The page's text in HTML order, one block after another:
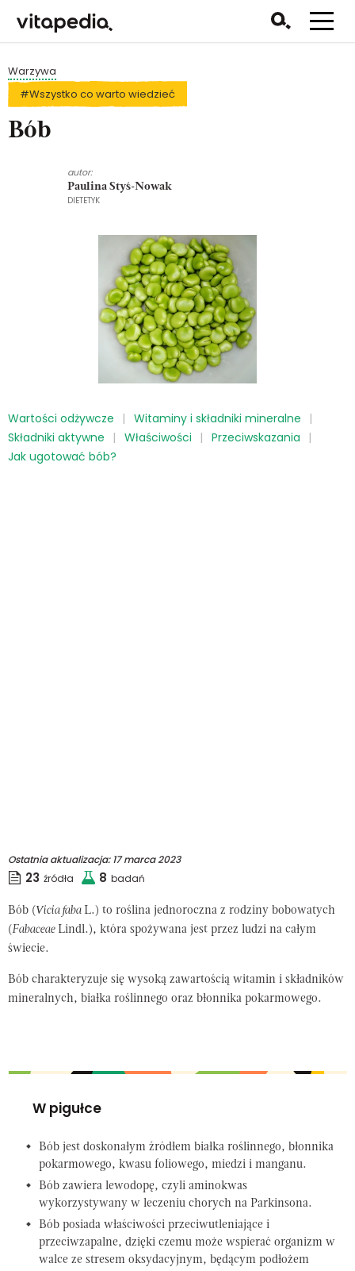
Warzywa
#Wszystko co warto wiedzieć
Bób
autor:
Paulina Styś-Nowak
DIETETYK
Wartości odżywcze
Witaminy i składniki mineralne
Składniki aktywne
Właściwości
Przeciwskazania
Jak ugotować bób?
Ostatnia aktualizacja:17 marca 2023
23 źródła 8 badań
Bób ( Vicia fabaL.) to roślina jednoroczna z rodziny bobowatych
(FabaceaeLindl.), która spożywana jest przez ludzi na całym
świecie.
Bób charakteryzuje się wysoką zawartością witamin i składników
mineralnych, białka roślinnego oraz błonnika pokarmowego.
W pigułce
Bób jest doskonałym źródłem białka roślinnego, błonnika
pokarmowego, kwasu foliowego, miedzi i manganu.
Bób zawiera lewodopę, czyli aminokwas
wykorzystywany w leczeniu chorych na Parkinsona.
Bób posiada właściwości przeciwutleniające i
przeciwzapalne, dzięki czemu może wspierać organizm w
walce ze stresem oksydacyjnym, będącym podłożem